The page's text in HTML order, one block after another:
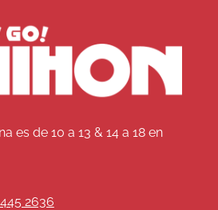
es de 10 a 13 & 14 a 18 en
2636